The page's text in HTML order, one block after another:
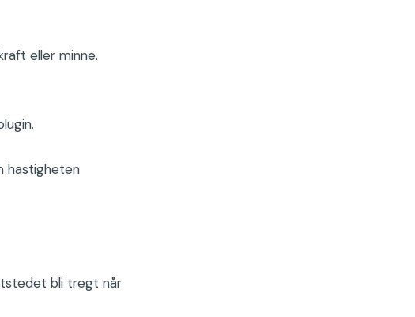
eller minne.
hastigheten
bli tregt når